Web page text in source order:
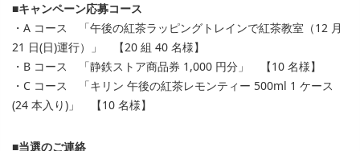
■キャンペーン応募コース
・A コース 「午後の紅茶ラッピングトレインで紅茶教室（12 月
21 日(日)運行）」 【20 組 40 名様】
・B コース 「静鉄ストア商品券 1,000 円分」 【10 名様】
・C コース 「キリン 午後の紅茶レモンティー 500ml 1 ケース
(24 本入り)」 【10 名様】
■当選のご連絡